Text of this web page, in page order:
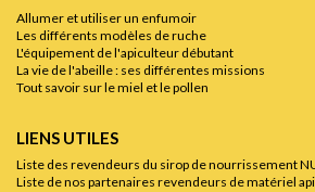
Allumer et utiliser un enfumoir
Les différents modèles de ruche
L'équipement de l'apiculteur débutant
La vie de l'abeille : ses différentes missions
Tout savoir sur le miel et le pollen
LIENS UTILES
Liste des revendeurs du sirop de nourrissement
Liste de nos partenaires revendeurs de matériel